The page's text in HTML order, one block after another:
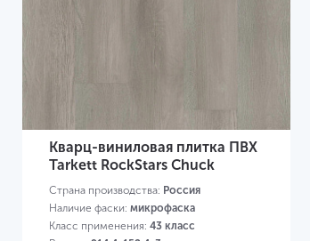
Кварц-виниловая плитка ПВХ
Tarkett RockStars Chuck
Страна производства: Россия
Наличие фаски: микрофаска
Класс применения: 43 класс